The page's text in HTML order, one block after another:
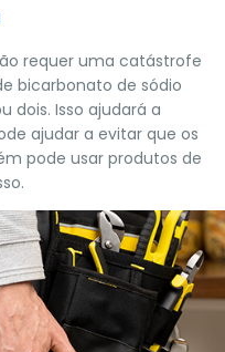
requer uma catástrofe
bicarbonato de sódio
dois. Isso ajudará a
ajudar a evitar que os
pode usar produtos de